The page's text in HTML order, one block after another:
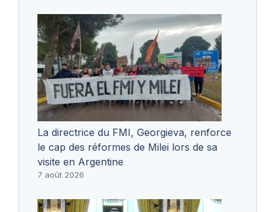
La directrice du FMI, Georgieva, renforce
le cap des réformes de Milei lors de sa
visite en Argentine
7 août 2026